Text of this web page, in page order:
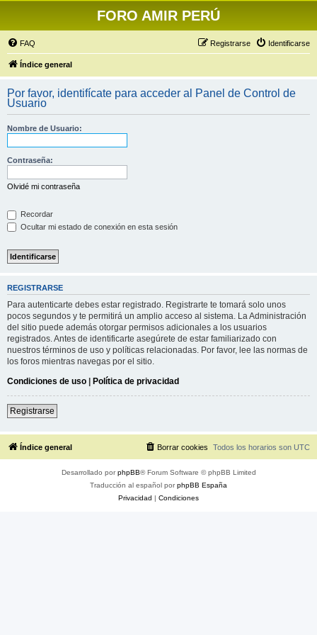
FORO AMIR PERÚ
FAQ Identificarse
Registrarse
Índice general
Por favor, identifícate para acceder al Panel de Control de
Usuario
Nombre de Usuario:
Contraseña:
Olvidé mi contraseña
Recordar
Ocultar mi estado de conexión en esta sesión
REGISTRARSE
Para autenticarte debes estar registrado. Registrarte te tomará solo unos
pocos segundos y te permitirá un amplio acceso al sistema. La Administración
del sitio puede además otorgar permisos adicionales a los usuarios
registrados. Antes de identificarte asegúrete de estar familiarizado con
nuestros términos de uso y políticas relacionadas. Por favor, lee las normas de
los foros mientras navegas por el sitio.
Condiciones de uso | Política de privacidad
Registrarse
Índice general Todos los horarios son UTC
Borrar cookies
Desarrollado porphpBB® Forum Software © phpBB Limited
Traducción al español porphpBB España
Privacidad | Condiciones